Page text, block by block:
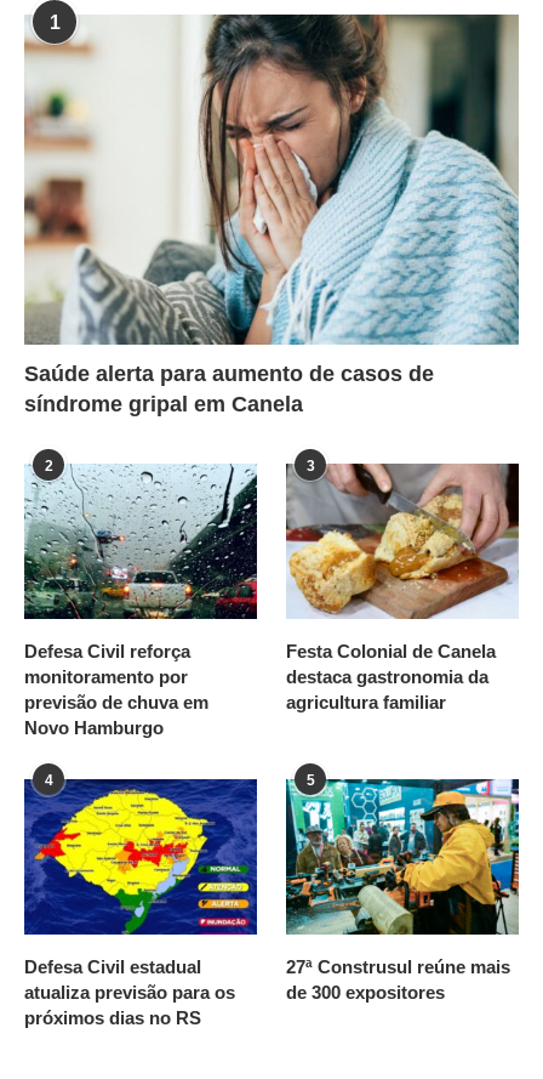
1
Saúde alerta para aumento de casos de
síndrome gripal em Canela
2
Defesa Civil reforça
monitoramento por
previsão de chuva em
Novo Hamburgo
3
Festa Colonial de Canela
destaca gastronomia da
agricultura familiar
4
Defesa Civil estadual
atualiza previsão para os
próximos dias no RS
5
27ª Construsul reúne mais
de 300 expositores